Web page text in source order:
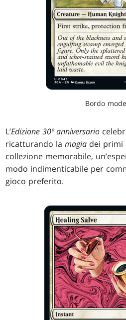
Bordo
L’Edizione 30º anniversario
ricatturando lamagia dei primi
collezione memorabile,
modo indimenticabile per
gioco preferito.